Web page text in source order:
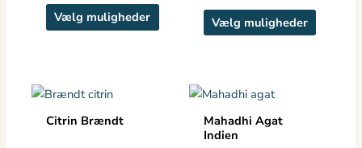
Vælg muligheder kan
vælges
Vælg muligheder
kan
Citrin Brændt
Mahadhi Agat
Indien